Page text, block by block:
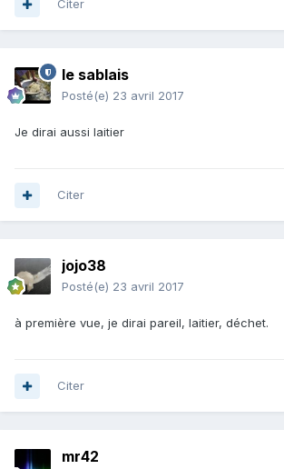
Citer
le sablais
Posté(e) 23 avril 2017
Je dirai aussi laitier
Citer
jojo38
Posté(e) 23 avril 2017
à première vue, je dirai pareil, laitier, déchet.
Citer
mr42